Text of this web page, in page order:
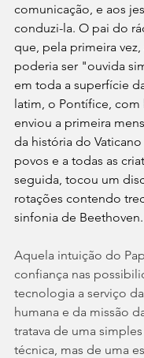
comunicação, e aos
conduzi-la. O pai do
que, pela primeira vez,
poderia ser "ouvida
em toda a superfície
latim, o Pontífice, com
enviou a primeira
da história do
povos e a todas as
seguida, tocou um
rotações contendo
sinfonia de Beethoven.
Aquela intuição do
confiança nas
tecnologia a serviço
humana e da missão
tratava de uma
técnica, mas de uma